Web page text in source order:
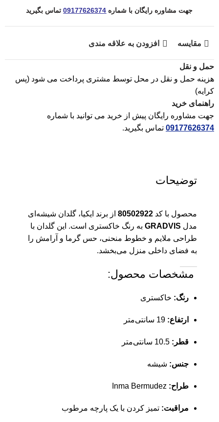
جهت مشاوره رایگان با شماره 09177626374تماس بگیرید
مقایسه افزودن به علاقه مندی
حمل و نقل
هزینه حمل و نقل در محل توسط مشتری پرداخت می شود (پس
کرایه)
راهنمای خرید
جهت مشاوره رایگان پیش از خرید می توانید با شماره
09177626374 تماس بگیرید.
توضیحات
محصول با کد 80502922 از برند ایکیا، گلدان شیشه‌ای
مدل GRADVIS به رنگ خاکستری است. این گلدان با
طراحی ملایم و خطوط منحنی، حس گرما و آرامش را
به فضای داخلی منزل می‌بخشد.
مشخصات محصول:
رنگ: خاکستری
ارتفاع: 19 سانتی‌متر
قطر: 10.5 سانتی‌متر
جنس: شیشه
طراح: Inma Bermudez
مراقبت: تمیز کردن با یک پارچه مرطوب